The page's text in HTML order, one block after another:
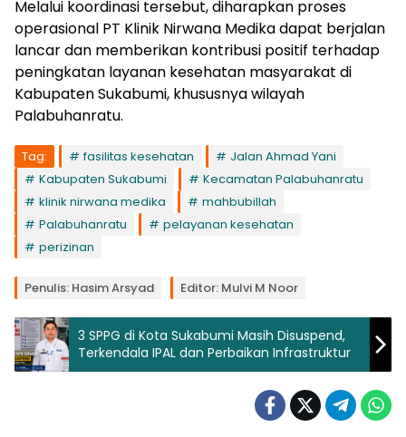
Melalui koordinasi tersebut, diharapkan proses
operasional PT Klinik Nirwana Medika dapat berjalan
lancar dan memberikan kontribusi positif terhadap
peningkatan layanan kesehatan masyarakat di
Kabupaten Sukabumi, khususnya wilayah
Palabuhanratu.
Tag: fasilitas kesehatan
Jalan Ahmad Yani
Kabupaten Sukabumi
Kecamatan Palabuhanratu
klinik nirwana medika
mahbubillah
Palabuhanratu
pelayanan kesehatan
perizinan
Penulis: Hasim Arsyad Editor: Mulvi M Noor
3 SPPG di Kota Sukabumi Masih Disuspend,
Terkendala IPAL dan Perbaikan Infrastruktur